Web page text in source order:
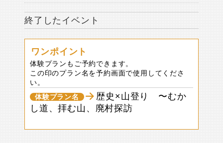
終了したイベント
ワンポイント
体験プランもご予約できます。
この印のプラン名を予約画面で使用してくださ
い。
体験プラン名
歴史×山登り 〜むか
し道、拝む山、廃村探訪